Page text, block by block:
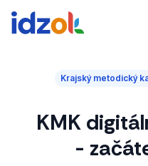
Krajský metodický
KMK
-